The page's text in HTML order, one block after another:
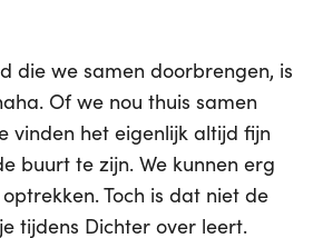
die we samen doorbrengen, is
Of we nou thuis samen
vinden het eigenlijk altijd fijn
buurt te zijn. We kunnen erg
Toch is dat niet de
tijdens Dichter over leert.